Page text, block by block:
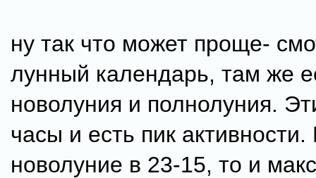
ну так что может проще-
лунный календарь, там же
новолуния и полнолуния.
часы и есть пик
новолуние в 23-15, то и